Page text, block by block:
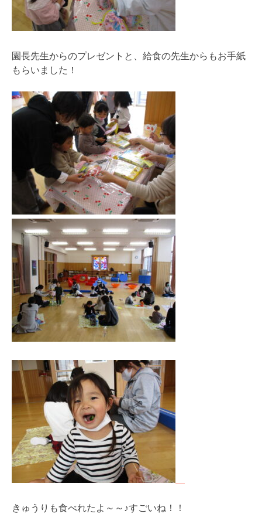
園長先生からのプレゼントと、給食の先生からもお手紙
もらいました！
きゅうりも食べれたよ～～♪すごいね！！